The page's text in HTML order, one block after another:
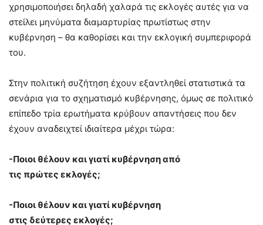
χρησιμοποιήσει δηλαδή χαλαρά τις εκλογές αυτές για να
στείλει μηνύματα διαμαρτυρίας πρωτίστως στην
κυβέρνηση – θα καθορίσει και την εκλογική συμπεριφορά
του.
Στην πολιτική συζήτηση έχουν εξαντληθεί στατιστικά τα
σενάρια για το σχηματισμό κυβέρνησης, όμως σε πολιτικό
επίπεδο τρία ερωτήματα κρύβουν απαντήσεις που δεν
έχουν αναδειχτεί ιδιαίτερα μέχρι τώρα:
-Ποιοι θέλουν και γιατί κυβέρνηση από
τις πρώτες εκλογές;
-Ποιοι θέλουν και γιατί κυβέρνηση
στις δεύτερες εκλογές;